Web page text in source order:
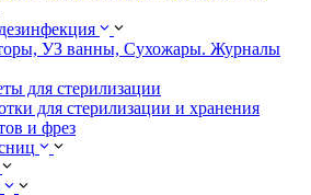
УЗ ванны, Сухожары. Журналы
для стерилизации
для стерилизации и хранения
и фрез